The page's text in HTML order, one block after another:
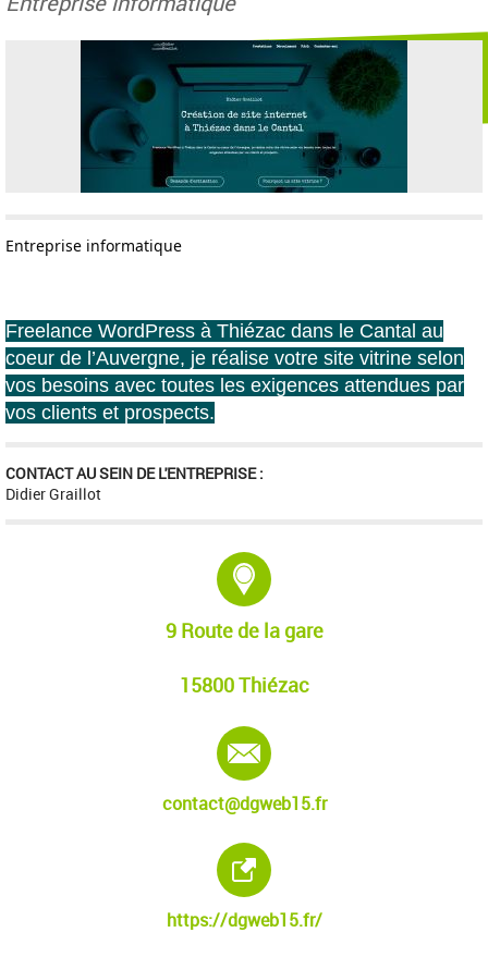
Entreprise informatique
Freelance WordPress à Thiézac dans le Cantal au
coeur de l’Auvergne, je réalise votre site vitrine selon
vos besoins avec toutes les exigences attendues par
vos clients et prospects.
CONTACT AU SEIN DE L'ENTREPRISE :
Didier Graillot
9 Route de la gare
15800 Thiézac
contact@dgweb15.fr
https://dgweb15.fr/